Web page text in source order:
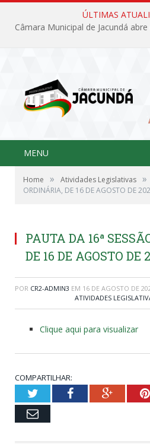
ÚLTIMAS
MENU
Home » Atividades Legislativas »
ORDINÁRIA, DE 16 DE AGOSTO DE
PAUTA DA 16ª
DE 16 DE AGOSTO DE
POR CR2-ADMIN3 EM 16 DE AGOSTO DE
ATIVIDADES
Clique aqui para visualizar
COMPARTILHAR:
TwitterFacebookGoogle+
Email